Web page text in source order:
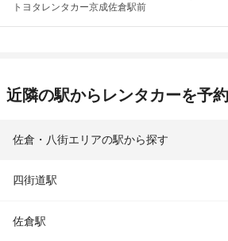
は、延長の料金は返金になるとのことで、
た。 初めてのレンタカー利用で、カーナ
トヨタレンタカー京成佐倉駅前
近隣の駅からレンタカーを予約
佐倉・八街エリアの駅から探す
四街道駅
佐倉駅